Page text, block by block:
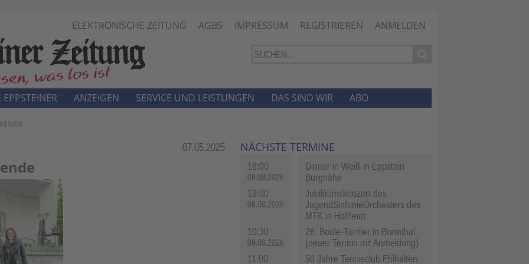
ELEKTRONISCHE ZEITUNG AGBS IMPRESSUM REGISTRIEREN ANMELDEN
Rubrik:
07.05.2025 NÄCHSTE TERMINE
18:00
08.08.2026
Dinner in Weiß in Eppstein
Burgnähe
19:00
08.08.2026
Jubiläumskonzert des
JugendSinfonieOrchesters des
MTK in Hofheim
10:30
09.08.2026
28. Boule-Turnier in Bremthal
(neuer Termin mit Anmeldung)
11:00
50 Jahre Tennisclub Ehlhalten,
EPPSTEINER ANZEIGEN SERVICE UND LEISTUNGEN DAS SIND WIR ABO